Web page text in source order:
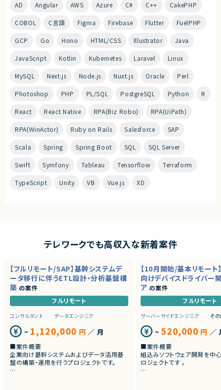
AD Angular AWS Azure C# C++ CakePHP
COBOL C言語 Figma Firebase Flutter FuelPHP
GCP Go Hono HTML/CSS Illustrator Java
JavaScript Kotlin Kubernetes Laravel Linux
MySQL Next.js Node.js Nuxt.js Oracle Perl
Photoshop PHP PL/SQL PostgreSQL Python R
React React Native RPA(Biz Robo) RPA(UiPath)
RPA(WinActor) Ruby on Rails Salesforce SAP
Scala Spring Spring Boot SQL SQL Server
Swift Symfony Tableau Tensorflow Terraform
TypeScript Unity VB Vue.js XD
テレワークでも高収入な新着案件
【フルリモート/SAP】基幹システムデ
ータ移行に伴うETL設計・分析基盤構
築 の案件
フルリモート
コンサルタント データエンジニア
~ 1,120,000 円 ／ 月
■案件概要
企業向け基幹システムおよびデータ活用基
盤の構築・運用を行うプロジェクトです。
【10月開始/基本リモート
向けデバイスドライバー
ア の案件
フルリモート
サーバーサイドエンジニア そ
~ 520,000 円 ／
■案件概要
組込みソフトウェア開発を中
ロジェクトです 。